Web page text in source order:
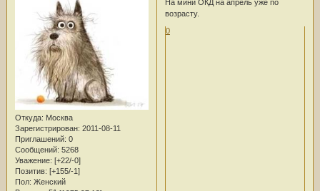
Откуда: Москва
Зарегистрирован: 2011-08-11
Приглашений: 0
Сообщений: 5268
Уважение: [+22/-0]
Позитив: [+155/-1]
Пол: Женский
На мини ОКД на апрель уже по
возрасту.
0